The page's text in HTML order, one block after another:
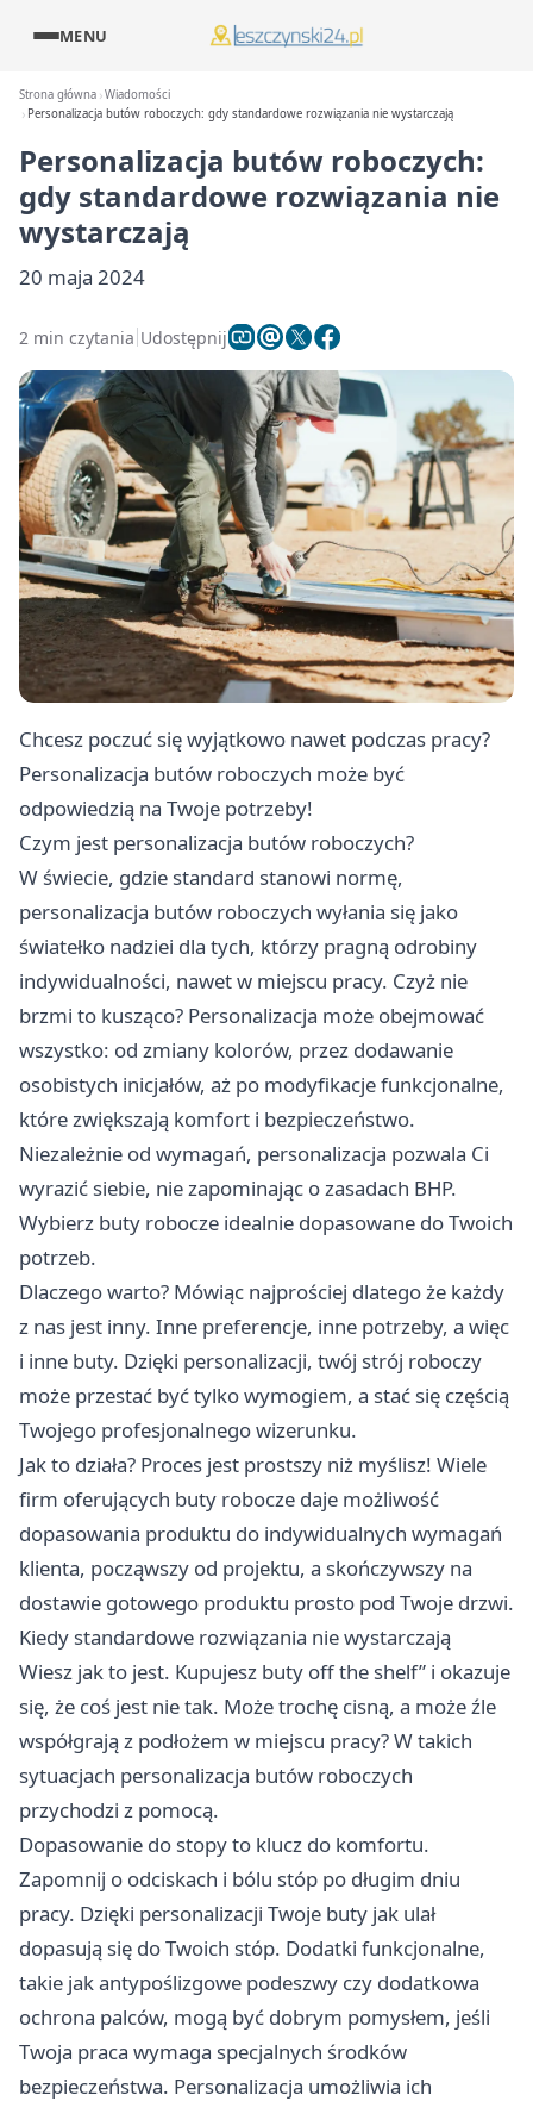
MENU
Strona główna Wiadomości
Personalizacja butów roboczych: gdy standardowe rozwiązania nie wystarczają
Personalizacja butów roboczych:
gdy standardowe rozwiązania nie
wystarczają
20 maja 2024
2 min czytania Udostępnij
Chcesz poczuć się wyjątkowo nawet podczas pracy?
Personalizacja butów roboczych może być
odpowiedzią na Twoje potrzeby!
Czym jest personalizacja butów roboczych?
W świecie, gdzie standard stanowi normę,
personalizacja butów roboczych wyłania się jako
światełko nadziei dla tych, którzy pragną odrobiny
indywidualności, nawet w miejscu pracy. Czyż nie
brzmi to kusząco? Personalizacja może obejmować
wszystko: od zmiany kolorów, przez dodawanie
osobistych inicjałów, aż po modyfikacje funkcjonalne,
które zwiększają komfort i bezpieczeństwo.
Niezależnie od wymagań, personalizacja pozwala Ci
wyrazić siebie, nie zapominając o zasadach BHP.
Wybierz buty robocze idealnie dopasowane do Twoich
potrzeb.
Dlaczego warto? Mówiąc najprościej dlatego że każdy
z nas jest inny. Inne preferencje, inne potrzeby, a więc
i inne buty. Dzięki personalizacji, twój strój roboczy
może przestać być tylko wymogiem, a stać się częścią
Twojego profesjonalnego wizerunku.
Jak to działa? Proces jest prostszy niż myślisz! Wiele
firm oferujących buty robocze daje możliwość
dopasowania produktu do indywidualnych wymagań
klienta, począwszy od projektu, a skończywszy na
dostawie gotowego produktu prosto pod Twoje drzwi.
Kiedy standardowe rozwiązania nie wystarczają
Wiesz jak to jest. Kupujesz buty off the shelf” i okazuje
się, że coś jest nie tak. Może trochę cisną, a może źle
współgrają z podłożem w miejscu pracy? W takich
sytuacjach personalizacja butów roboczych
przychodzi z pomocą.
Dopasowanie do stopy to klucz do komfortu.
Zapomnij o odciskach i bólu stóp po długim dniu
pracy. Dzięki personalizacji Twoje buty jak ulał
dopasują się do Twoich stóp. Dodatki funkcjonalne,
takie jak antypoślizgowe podeszwy czy dodatkowa
ochrona palców, mogą być dobrym pomysłem, jeśli
Twoja praca wymaga specjalnych środków
bezpieczeństwa. Personalizacja umożliwia ich